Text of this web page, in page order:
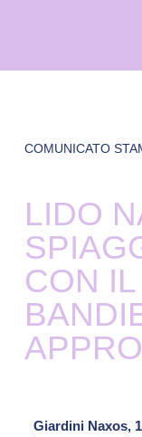
COMUNICATO
LIDO
CON
Giardini Naxos,